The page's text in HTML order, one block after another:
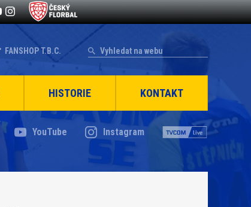
FANSHOP T.B.C.
HISTORIE KONTAKT
YouTube Instagram